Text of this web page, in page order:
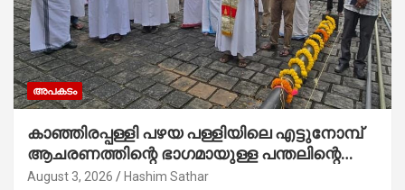
അപകടം
കാഞ്ഞിരപ്പള്ളി പഴയ പള്ളിയിലെ എട്ടുനോമ്പ്
ആചരണത്തിന്റെ ഭാഗമായുള്ള പന്തലിന്റെ
കാൽനാട്ട് കർമ്മം ആർച്ച് പ്രീസ്റ്റ് വെരി.
August 3, 2026 Hashim Sathar